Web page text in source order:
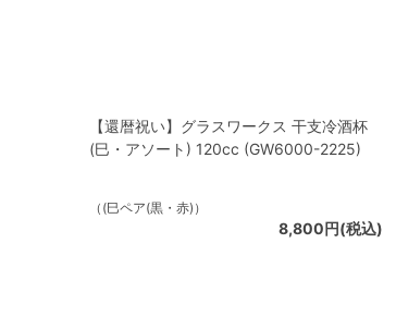
【還暦祝い】グラスワークス 干支冷酒杯
(巳・アソート) 120cc (GW6000-2225)
（(巳ペア(黒・赤)）
8,800円(税込)